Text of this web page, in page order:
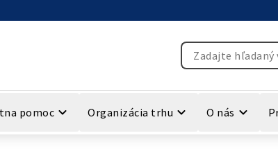
Vyhľadávanie
pomoc Organizácia trhu O nás